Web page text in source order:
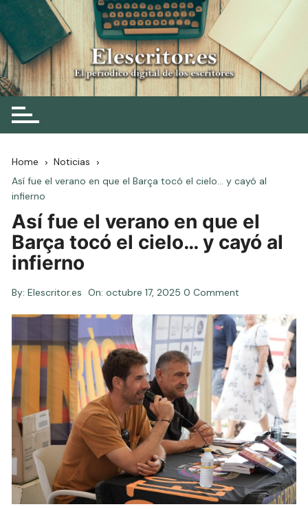
Skip
to
content
Elescritor.es
El periódico digital de los escritores
Home
Noticias
Así fue el verano en que el Barça tocó el cielo… y cayó al
infierno
Así fue el verano en que el
Barça tocó el cielo… y cayó al
infierno
By: Elescritor.es On:octubre 17, 2025 0 Comment